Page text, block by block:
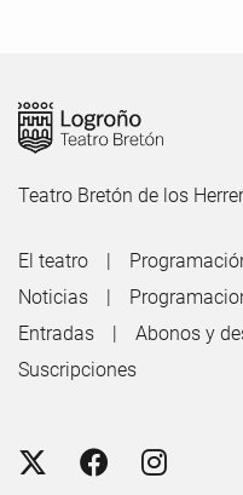
Teatro Bretón de los
El teatro
Noticias
Entradas
Abonos y
Suscripciones